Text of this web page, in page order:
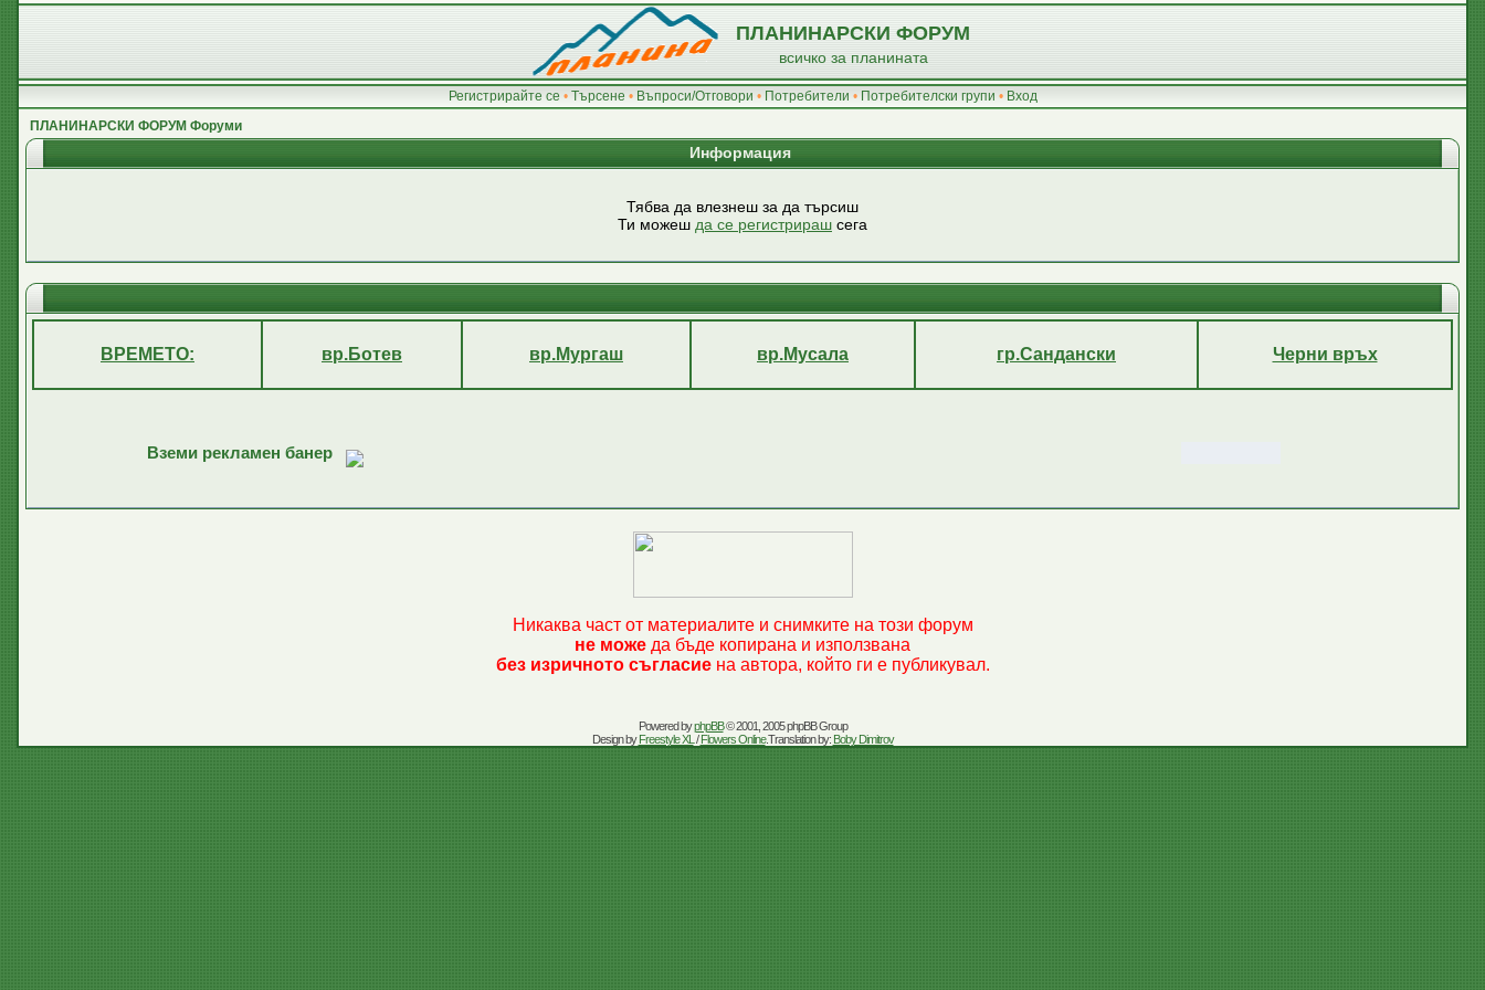
ПЛАНИНАРСКИ ФОРУМ
всичко за планината
Регистрирайте се • Търсене • Въпроси/Отговори • Потребители • Потребителски групи • Вход
ПЛАНИНАРСКИ ФОРУМ Форуми
Информация
Тябва да влезнеш за да търсиш
Ти можеш да се регистрираш сега
ВРЕМЕТО: вр.Ботев вр.Мургаш вр.Мусала гр.Сандански Черни връх
Вземи рекламен банер
Никаква част от материалите и снимките на този форум
не може да бъде копирана и използвана
без изричното съгласиена автора, който ги е публикувал.
Powered byphpBB© 2001, 2005 phpBB Group
Design byFreestyle XL /Flowers Online.Translation by: Boby Dimitrov